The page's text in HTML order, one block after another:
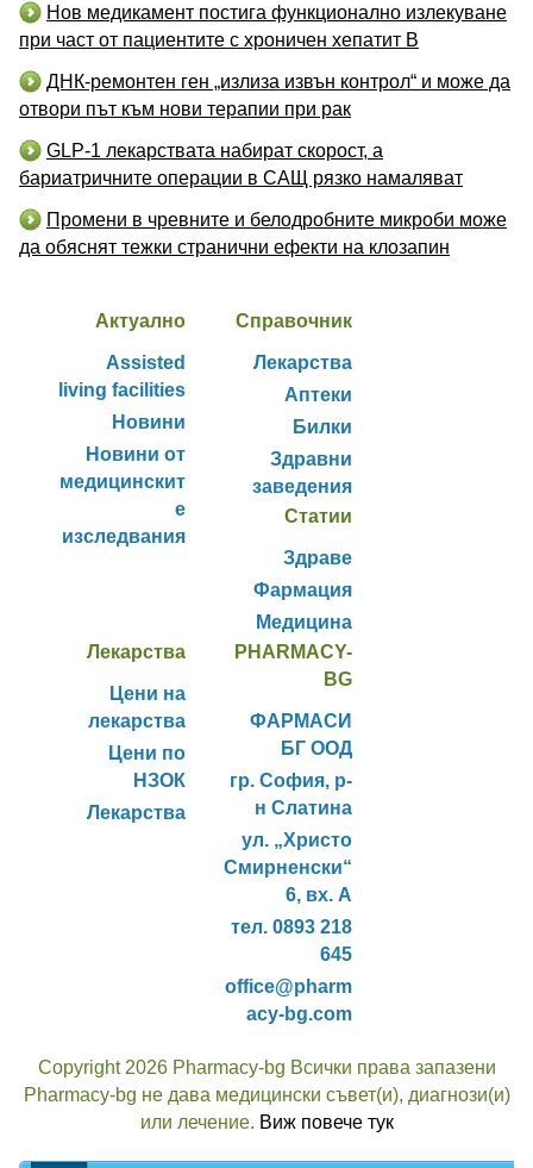
Нов медикамент постига функционално излекуване
при част от пациентите с хроничен хепатит B
ДНК-ремонтен ген „излиза извън контрол“ и може да
отвори път към нови терапии при рак
GLP-1 лекарствата набират скорост, а
бариатричните операции в САЩ рязко намаляват
Промени в чревните и белодробните микроби може
да обяснят тежки странични ефекти на клозапин
Актуално
Assisted
living facilities
Новини
Новини от
медицинскит
е
изследвания
Справочник
Лекарства
Аптеки
Билки
Здравни
заведения
Статии
Здраве
Фармация
Медицина
Лекарства
Цени на
лекарства
Цени по
НЗОК
Лекарства
PHARMACY-
BG
ФАРМАСИ
БГ ООД
гр. София, р-
н Слатина
ул. „Христо
Смирненски“
6, вх. А
тел. 0893 218
645
office@pharm
acy-bg.com
Copyright 2026 Pharmacy-bg Всички права запазени
Pharmacy-bg не дава медицински съвет(и), диагнози(и)
или лечение. Виж повече тук